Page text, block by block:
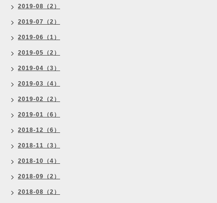
2019-08（2）
2019-07（2）
2019-06（1）
2019-05（2）
2019-04（3）
2019-03（4）
2019-02（2）
2019-01（6）
2018-12（6）
2018-11（3）
2018-10（4）
2018-09（2）
2018-08（2）